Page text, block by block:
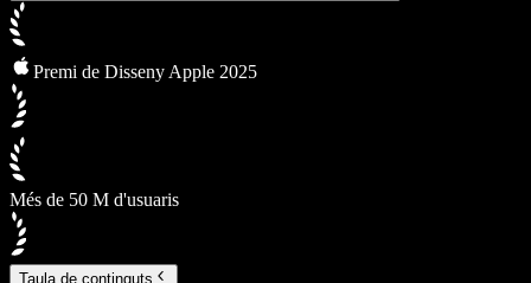
Premi de Disseny Apple 2025
Més de 50 M d'usuaris
Taula de continguts